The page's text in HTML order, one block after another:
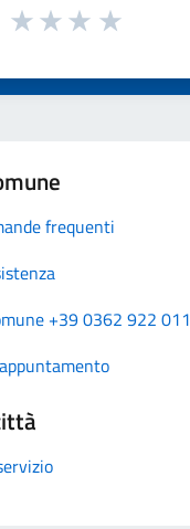
frequenti
+39 0362 922 011